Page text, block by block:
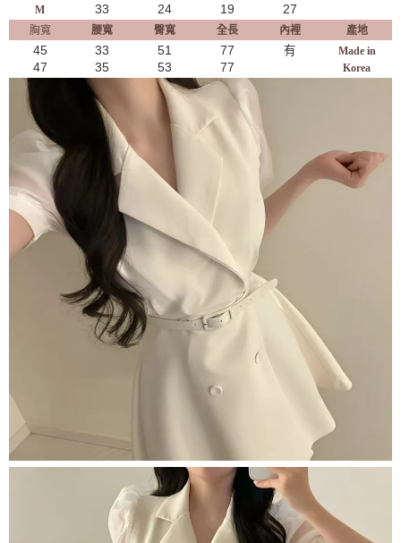
M
33
24
19
27
胸寬 腰寬 臀寬 全長 內裡 產地
45
47
33
35
51
53
77
77
有
Made in
Korea